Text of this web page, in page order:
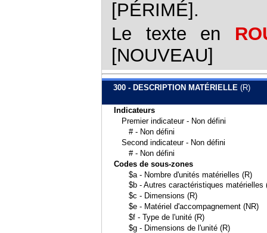
[PÉRIMÉ].
Le texte en
[NOUVEAU]
300 - DESCRIPTION MATÉRIELLE (R)
Indicateurs
Premier indicateur - Non défini
# - Non défini
Second indicateur - Non défini
# - Non défini
Codes de sous-zones
$a - Nombre d'unités matérielles (R)
$b - Autres caractéristiques matérielles
$c - Dimensions (R)
$e - Matériel d'accompagnement (NR)
$f - Type de l'unité (R)
$g - Dimensions de l'unité (R)